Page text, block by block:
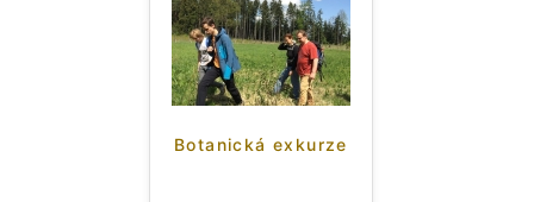
Botanická exkurze